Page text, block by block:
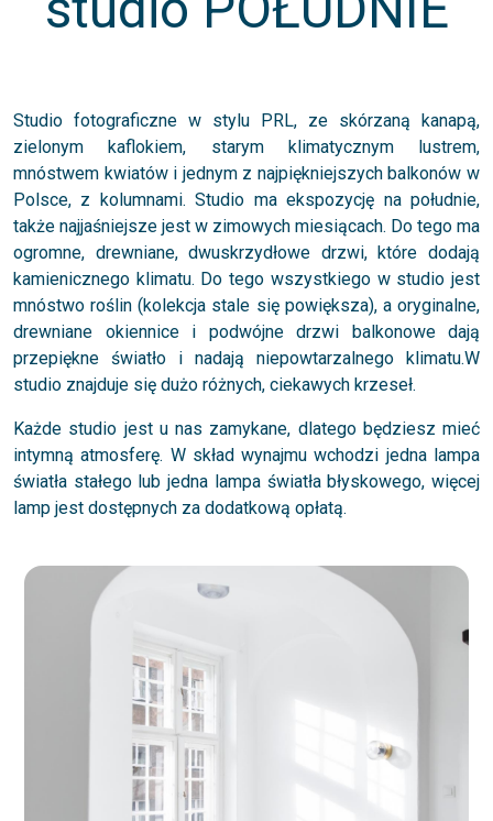
Studio fotograficzne w stylu PRL, ze skórzaną kanapą,
zielonym kaflokiem, starym klimatycznym lustrem,
mnóstwem kwiatów i jednym z najpiękniejszych balkonów w
Polsce, z kolumnami. Studio ma ekspozycję na południe,
także najjaśniejsze jest w zimowych miesiącach. Do tego ma
ogromne, drewniane, dwuskrzydłowe drzwi, które dodają
kamienicznego klimatu. Do tego wszystkiego w studio jest
mnóstwo roślin (kolekcja stale się powiększa), a oryginalne,
drewniane okiennice i podwójne drzwi balkonowe dają
przepiękne światło i nadają niepowtarzalnego klimatu.W
studio znajduje się dużo różnych, ciekawych krzeseł.
Każde studio jest u nas zamykane, dlatego będziesz mieć
intymną atmosferę. W skład wynajmu wchodzi jedna lampa
światła stałego lub jedna lampa światła błyskowego, więcej
lamp jest dostępnych za dodatkową opłatą.